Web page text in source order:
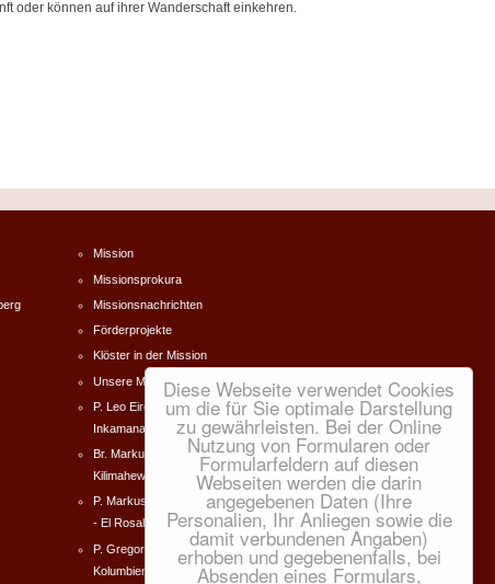
Diese Webseite verwendet Cookies
um die für Sie optimale Darstellung
zu gewährleisten. Bei der Online
Nutzung von Formularen oder
Formularfeldern auf diesen
Webseiten werden die darin
angegebenen Daten (Ihre
Personalien, Ihr Anliegen sowie die
damit verbundenen Angaben)
erhoben und gegebenenfalls, bei
Absenden eines Formulars,
oder können auf ihrer Wanderschaft einkehren.
Mission
Missionsprokura
Missionsnachrichten
Förderprojekte
Klöster in der Mission
Unsere Missionare
P. Leo Eireiner Südafrika -
Inkamana
Br. Markus Forster Tanzania -
Kilimahewa
P. Markus Dworschak Kolumbien
- El Rosal
P. Gregor Norbert Zeilinger
Kolumbien - El Rosal